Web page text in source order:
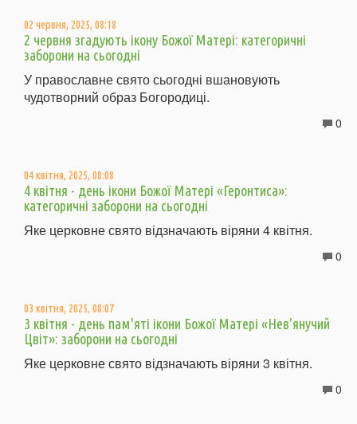
02 червня, 2025, 08:18
2 червня згадують ікону Божої Матері: категоричні
заборони на сьогодні
У православне свято сьогодні вшановують
чудотворний образ Богородиці.
0
04 квітня, 2025, 08:08
4 квітня - день ікони Божої Матері «Геронтиса»:
категоричні заборони на сьогодні
Яке церковне свято відзначають віряни 4 квітня.
0
03 квітня, 2025, 08:07
3 квітня - день пам'яті ікони Божої Матері «Нев'янучий
Цвіт»: заборони на сьогодні
Яке церковне свято відзначають віряни 3 квітня.
0